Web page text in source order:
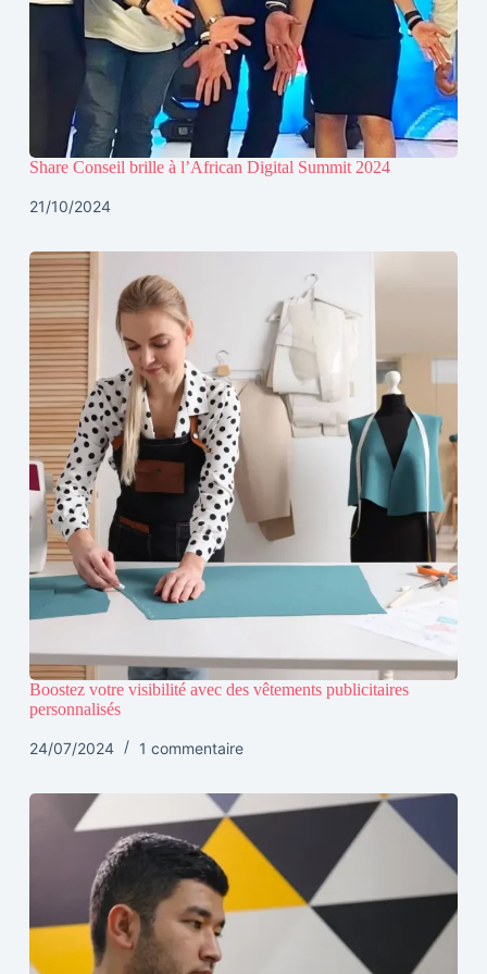
Share Conseil brille à l’African Digital Summit 2024
21/10/2024
Boostez votre visibilité avec des vêtements publicitaires
personnalisés
24/07/2024 1 commentaire